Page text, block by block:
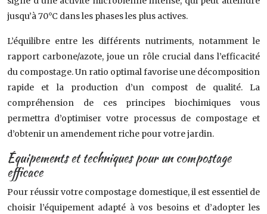
jusqu’à 70°C dans les phases les plus actives.
L’équilibre entre les différents nutriments, notamment le
rapport carbone/azote, joue un rôle crucial dans l’efficacité
du compostage. Un ratio optimal favorise une décomposition
rapide et la production d’un compost de qualité. La
compréhension de ces principes biochimiques vous
permettra d’optimiser votre processus de compostage et
d’obtenir un amendement riche pour votre jardin.
Équipements et techniques pour un compostage
efficace
Pour réussir votre compostage domestique, il est essentiel de
choisir l’équipement adapté à vos besoins et d’adopter les